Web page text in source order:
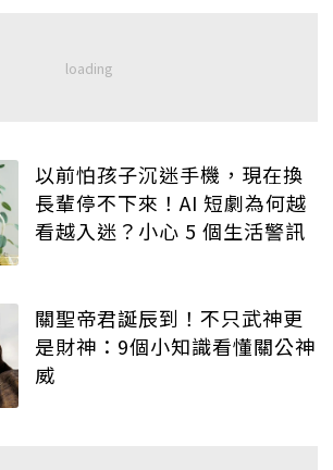
以前怕孩子沉迷手機，現在換
長輩停不下來！AI 短劇為何越
看越入迷？小心 5 個生活警訊
關聖帝君誕辰到！不只武神更
是財神：9個小知識看懂關公神
威